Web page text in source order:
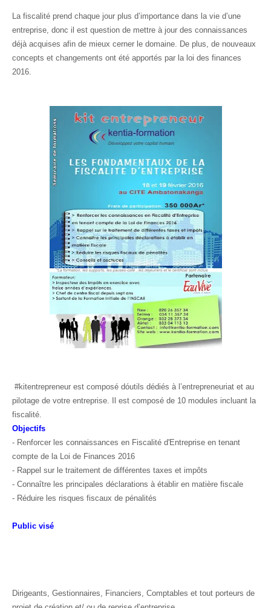
La fiscalité prend chaque jour plus d’importance dans la vie d’une
entreprise, donc il est question de mettre à jour des connaissances
déjà acquises afin de mieux cerner le domaine. De plus, de nouveaux
concepts et changements ont été apportés par la loi des finances
2016.
#kitentrepreneur est composé dóutils dédiés à l’entrepreneuriat et au
pilotage de votre entreprise. Il est composé de 10 modules incluant la
fiscalité.
Objectifs
- Renforcer les connaissances en Fiscalité d'Entreprise en tenant
compte de la Loi de Finances 2016
- Rappel sur le traitement de différentes taxes et impôts
- Connaître les principales déclarations à établir en matière fiscale
- Réduire les risques fiscaux de pénalités
Public visé
Dirigeants, Gestionnaires, Financiers, Comptables et tout porteurs de